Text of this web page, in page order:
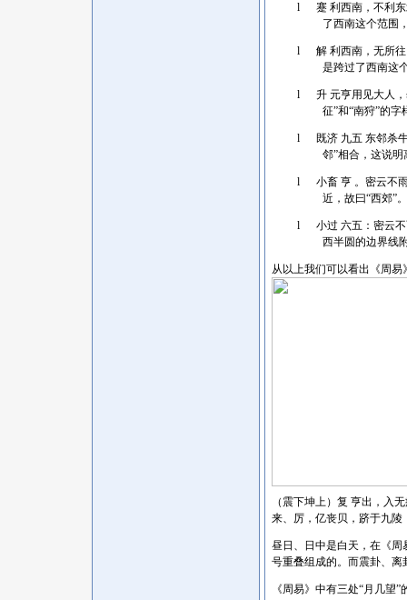
l
蹇 利西南，不利
了西南这个范围
l
解 利西南，无所
是跨过了西南这
l
升 元亨用见大人
征”和“南狩”的
l
既济 九五 东邻杀
邻”相合，这说
l
小畜 亨 。密云不
近，故曰“西郊”。
l
小过 六五：密云
西半圆的边界线
从以上我们可以看出《周
（震下坤上）复 亨出
来、厉，亿丧贝，跻于九陵
昼日、日中是白天，在《周
号重叠组成的。而震卦、
《周易》中有三处“月几望”